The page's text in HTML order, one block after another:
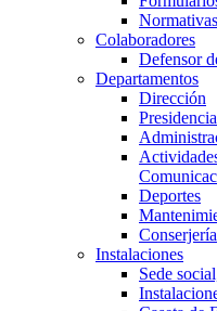
Normativas
Colaboradores
Defensor
Departamentos
Dirección
Presidencia
Deportes
Conserjería
Instalaciones
Sede